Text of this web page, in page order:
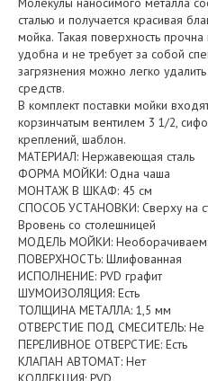
сталью и получается красивая
мойка. Такая поверхность
удобна и не требует за собой
загрязнения можно легко
средств.
В комплект поставки мойки
корзинчатым вентилем 3 1/2,
креплений, шаблон.
МАТЕРИАЛ: Нержавеющая сталь
ФОРМА МОЙКИ: Одна чаша
МОНТАЖ В ШКАФ: 45 см
СПОСОБ УСТАНОВКИ: Сверху на
Вровень со столешницей
МОДЕЛЬ МОЙКИ:
ПОВЕРХНОСТЬ: Шлифованная
ИСПОЛНЕНИЕ: PVD графит
ШУМОИЗОЛЯЦИЯ: Есть
ТОЛЩИНА МЕТАЛЛА: 1,5 мм
ОТВЕРСТИЕ ПОД СМЕСИТЕЛЬ: Не
ПЕРЕЛИВНОЕ ОТВЕРСТИЕ: Есть
КЛАПАН АВТОМАТ: Нет